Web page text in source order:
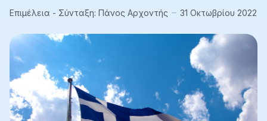
Επιμέλεια - Σύνταξη: Πάνος Αρχοντής 31 Οκτωβρίου 2022